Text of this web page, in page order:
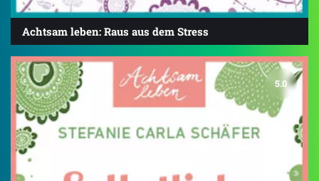
Achtsam leben: Raus aus dem Stress
5.0